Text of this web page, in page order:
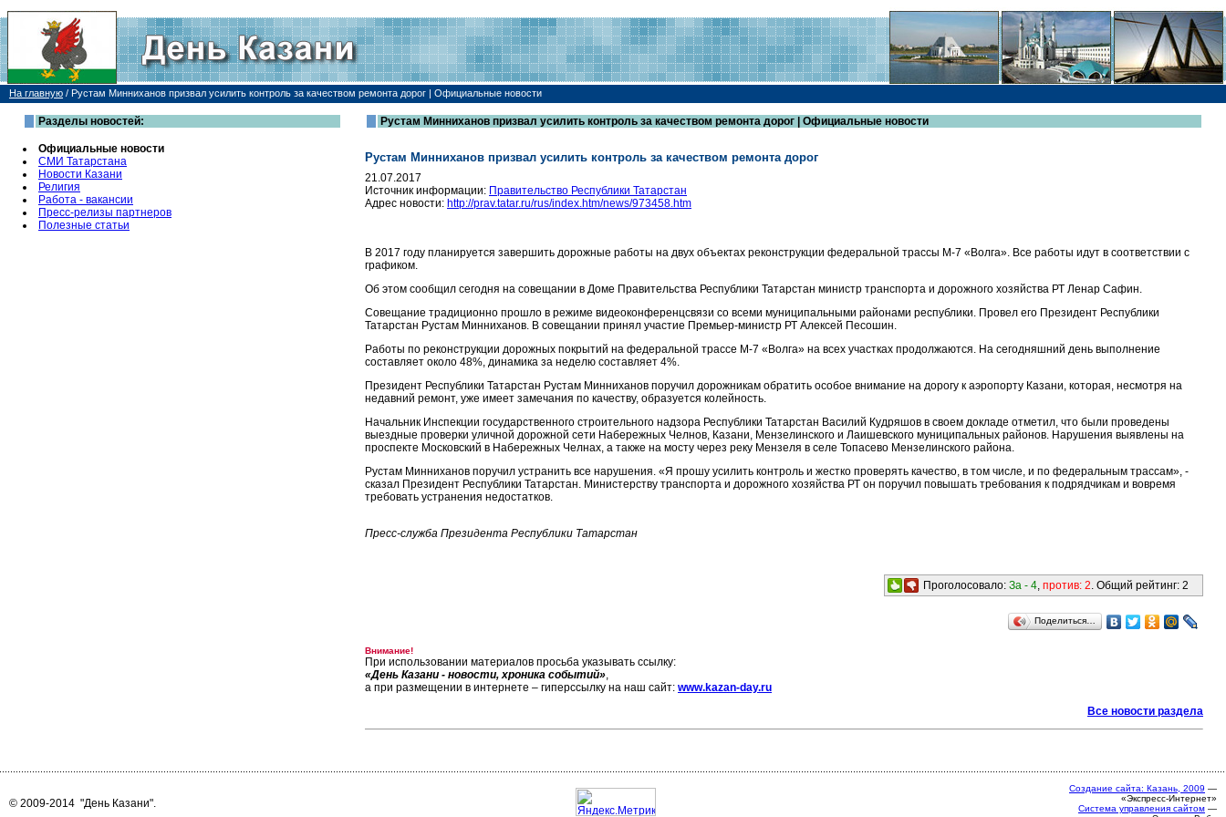
На главную / Рустам Минниханов призвал усилить контроль за качеством ремонта дорог | Официальные новости
Разделы новостей:
Официальные новости
СМИ Татарстана
Новости Казани
Религия
Работа - вакансии
Пресс-релизы партнеров
Полезные статьи
Рустам Минниханов призвал усилить контроль за качеством ремонта дорог | Официальные новости
Рустам Минниханов призвал усилить контроль за качеством ремонта дорог
21.07.2017
Источник информации: Правительство Республики Татарстан
Адрес новости: http://prav.tatar.ru/rus/index.htm/news/973458.htm
В 2017 году планируется завершить дорожные работы на двух объектах реконструкции федеральной трассы М-7 «Волга». Все работы идут в соответствии с
графиком.
Об этом сообщил сегодня на совещании в Доме Правительства Республики Татарстан министр транспорта и дорожного хозяйства РТ Ленар Сафин.
Совещание традиционно прошло в режиме видеоконференцсвязи со всеми муниципальными районами республики. Провел его Президент Республики
Татарстан Рустам Минниханов. В совещании принял участие Премьер-министр РТ Алексей Песошин.
Работы по реконструкции дорожных покрытий на федеральной трассе М-7 «Волга» на всех участках продолжаются. На сегодняшний день выполнение
составляет около 48%, динамика за неделю составляет 4%.
Президент Республики Татарстан Рустам Минниханов поручил дорожникам обратить особое внимание на дорогу к аэропорту Казани, которая, несмотря на
недавний ремонт, уже имеет замечания по качеству, образуется колейность.
Начальник Инспекции государственного строительного надзора Республики Татарстан Василий Кудряшов в своем докладе отметил, что были проведены
выездные проверки уличной дорожной сети Набережных Челнов, Казани, Мензелинского и Лаишевского муниципальных районов. Нарушения выявлены на
проспекте Московский в Набережных Челнах, а также на мосту через реку Мензеля в селе Топасево Мензелинского района.
Рустам Минниханов поручил устранить все нарушения. «Я прошу усилить контроль и жестко проверять качество, в том числе, и по федеральным трассам», -
сказал Президент Республики Татарстан. Министерству транспорта и дорожного хозяйства РТ он поручил повышать требования к подрядчикам и вовремя
требовать устранения недостатков.
Пресс-служба Президента Республики Татарстан
Проголосовало: За - 4, против: 2. Общий рейтинг: 2
Поделиться…
Внимание!
При использовании материалов просьба указывать ссылку:
«День Казани - новости, хроника событий»,
а при размещении в интернете – гиперссылку на наш сайт: www.kazan-day.ru
Все новости раздела
© 2009-2014 "День Казани".
Создание сайта: Казань, 2009 —
«Экспресс-Интернет»
Система управления сайтом —